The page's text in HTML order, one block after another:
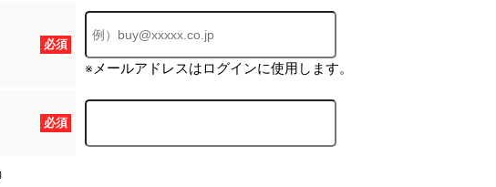
必須
※メールアドレスはログインに使用します。
必須